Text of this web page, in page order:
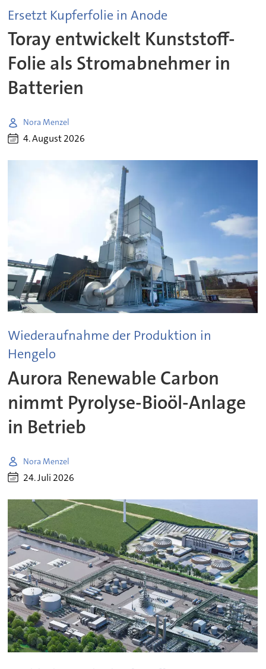
Ersetzt Kupferfolie in Anode
Toray entwickelt Kunststoff-
Folie als Stromabnehmer in
Batterien
Nora Menzel
4. August 2026
Wiederaufnahme der Produktion in
Hengelo
Aurora Renewable Carbon
nimmt Pyrolyse-Bioöl-Anlage
in Betrieb
Nora Menzel
24. Juli 2026